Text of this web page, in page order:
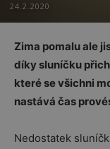
24.2.2020
Zima pomalu ale
díky sluníčku
které se všichni
nastává čas
Nedostatek